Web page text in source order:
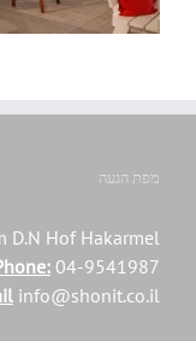
מפת הגעה
D.N Hof Hakarmel
04-9541987
info@shonit.co.il